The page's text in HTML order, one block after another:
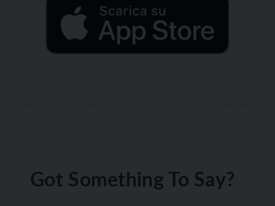
Got Something To Say?